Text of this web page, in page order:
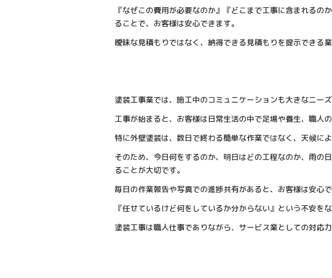
『なぜこの費用が必要なのか』『どこまで工事に含まれる
ることで、お客様は安心できます。
曖昧な見積もりではなく、納得できる見積もりを提示できる
塗装工事業では、施工中のコミュニケーションも大きなニーズ
工事が始まると、お客様は日常生活の中で足場や養生、職人
特に外壁塗装は、数日で終わる簡単な作業ではなく、天候に
そのため、今日何をするのか、明日はどの工程なのか、雨の
ることが大切です。
毎日の作業報告や写真での進捗共有があると、お客様は安心で
『任せているけど何をしているか分からない』という不安を
塗装工事は職人仕事でありながら、サービス業としての対応